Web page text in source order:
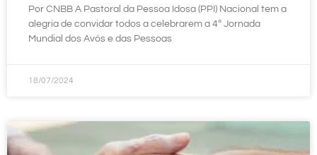
Por CNBB A Pastoral da Pessoa Idosa (PPI) Nacional tem a
alegria de convidar todos a celebrarem a 4ª Jornada
Mundial dos Avós e das Pessoas
18/07/2024